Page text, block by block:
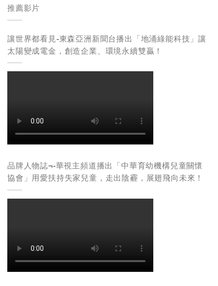
推薦影片
讓世界都看見-東森亞洲新聞台播出「地涌綠能科技」讓
太陽變成電金，創造企業、環境永續雙贏！
品牌人物誌¬-華視主頻道播出「中華育幼機構兒童關懷
協會」用愛扶持失家兒童，走出陰霾，展翅飛向未來！